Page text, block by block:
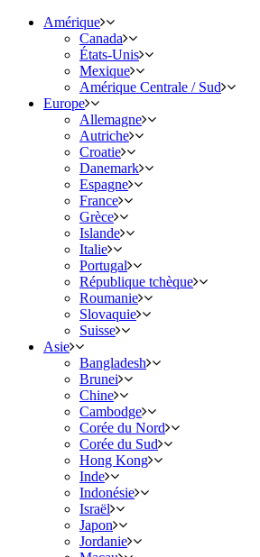
Amérique
Canada
États-Unis
Mexique
Amérique Centrale / Sud
Europe
Allemagne
Autriche
Croatie
Danemark
Espagne
France
Grèce
Islande
Italie
Portugal
République tchèque
Roumanie
Slovaquie
Suisse
Asie
Bangladesh
Brunei
Chine
Cambodge
Corée du Nord
Corée du Sud
Hong Kong
Inde
Indonésie
Israël
Japon
Jordanie